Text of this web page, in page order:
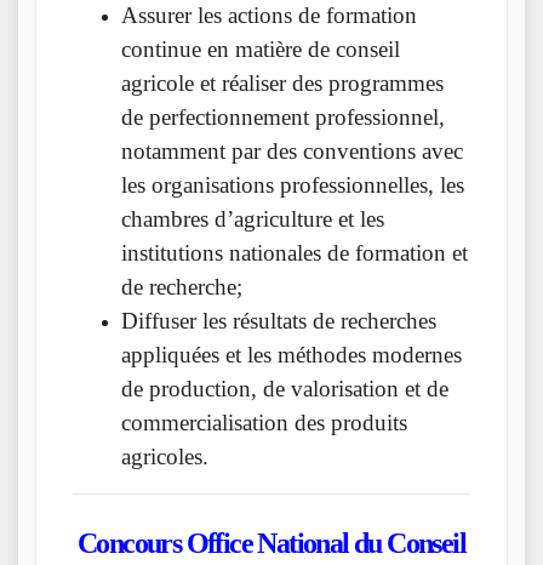
Assurer les actions de formation
continue en matière de conseil
agricole et réaliser des programmes
de perfectionnement professionnel,
notamment par des conventions avec
les organisations professionnelles, les
chambres d’agriculture et les
institutions nationales de formation et
de recherche;
Diffuser les résultats de recherches
appliquées et les méthodes modernes
de production, de valorisation et de
commercialisation des produits
agricoles.
Concours Office National du Conseil